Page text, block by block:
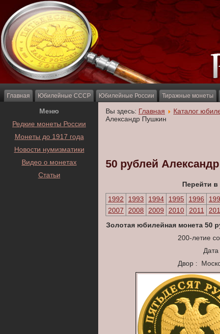
Главная Юбилейные СССР Юбилейные России Тиражные монеты
Меню
Редкие монеты России
Монеты до 1917 года
Новости нумизматики
Видео о монетах
Статьи
Вы здесь: Главная
Каталог
Александр Пушкин
50 рублей
Перейти в
1992
1993 1994 1995 1996
2007
2008 2009 2010 2011
Золотая юбилейная монета 50
200-летие
Двор :